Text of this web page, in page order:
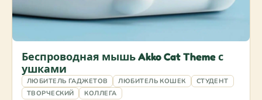
Беспроводная мышь Akko Cat Theme с
ушками
ЛЮБИТЕЛЬ ГАДЖЕТОВ ЛЮБИТЕЛЬ КОШЕК
СТУДЕНТ
ТВОРЧЕСКИЙ
КОЛЛЕГА